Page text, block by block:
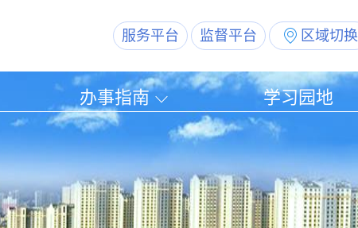
服务平台 监督平台 区域切换
办事指南 学习园地